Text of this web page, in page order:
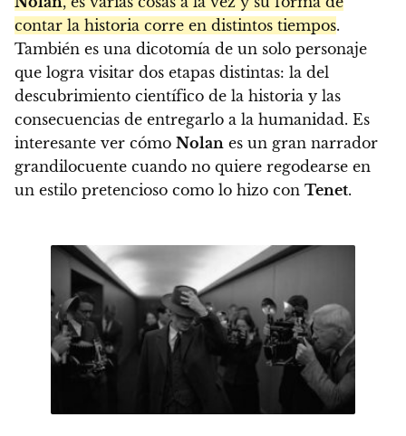
contar la historia corre en distintos tiempos.
También es una dicotomía de un solo personaje
que logra visitar dos etapas distintas: la del
descubrimiento científico de la historia y las
consecuencias de entregarlo a la humanidad. Es
interesante ver cómo Nolan es un gran narrador
grandilocuente cuando no quiere regodearse en
un estilo pretencioso como lo hizo con Tenet.